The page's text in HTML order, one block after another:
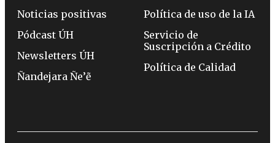
Noticias positivas
Pódcast ÚH
Newsletters ÚH
Ñandejara Ñe’ẽ
Política de uso de la IA
Servicio de
Suscripción a Crédito
Política de Calidad